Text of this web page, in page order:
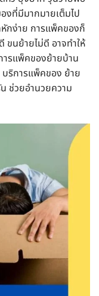
งที่มีมากมายเต็มไป
หักง่าย การแพ็คของก็
ขนย้ายไม่ดี อาจทำให้
ารแพ็คของย้ายบ้าน
บริการแพ็คของ ย้าย
ช่วยอำนวยความ